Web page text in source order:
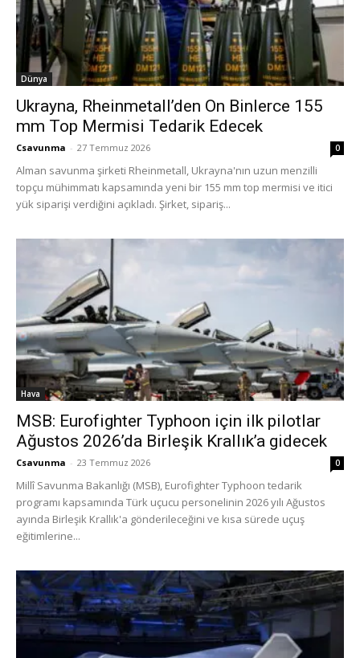
Dünya
Ukrayna, Rheinmetall’den On Binlerce 155
mm Top Mermisi Tedarik Edecek
Csavunma - 27 Temmuz 2026 0
Alman savunma şirketi Rheinmetall, Ukrayna'nın uzun menzilli
topçu mühimmatı kapsamında yeni bir 155 mm top mermisi ve itici
yük siparişi verdiğini açıkladı. Şirket, sipariş...
Hava
MSB: Eurofighter Typhoon için ilk pilotlar
Ağustos 2026’da Birleşik Krallık’a gidecek
Csavunma - 23 Temmuz 2026 0
Millî Savunma Bakanlığı (MSB), Eurofighter Typhoon tedarik
programı kapsamında Türk uçucu personelinin 2026 yılı Ağustos
ayında Birleşik Krallık'a gönderileceğini ve kısa sürede uçuş
eğitimlerine...